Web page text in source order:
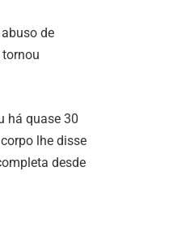
de
há quase 30
lhe disse
desde